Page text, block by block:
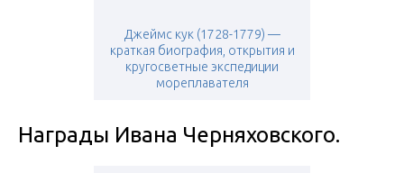
Джеймс кук (1728-1779) —
краткая биография, открытия и
кругосветные экспедиции
мореплавателя
Награды Ивана Черняховского.